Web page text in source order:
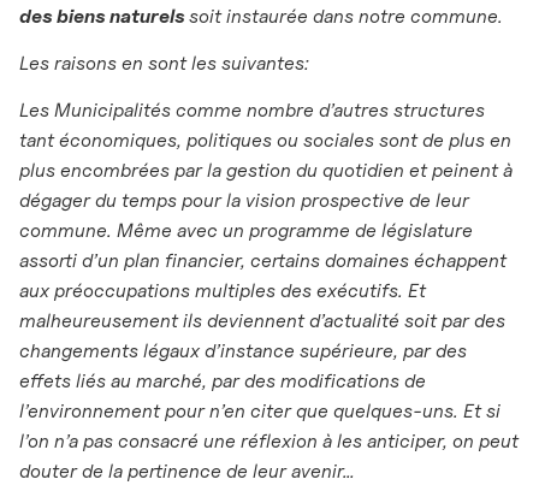
des biens naturelssoit instaurée dans notre commune.
Les raisons en sont les suivantes:
Les Municipalités comme nombre d’autres structures
tant économiques, politiques ou sociales sont de plus en
plus encombrées par la gestion du quotidien et peinent à
dégager du temps pour la vision prospective de leur
commune. Même avec un programme de législature
assorti d’un plan financier, certains domaines échappent
aux préoccupations multiples des exécutifs. Et
malheureusement ils deviennent d’actualité soit par des
changements légaux d’instance supérieure, par des
effets liés au marché, par des modifications de
l’environnement pour n’en citer que quelques-uns. Et si
l’on n’a pas consacré une réflexion à les anticiper, on peut
douter de la pertinence de leur avenir…